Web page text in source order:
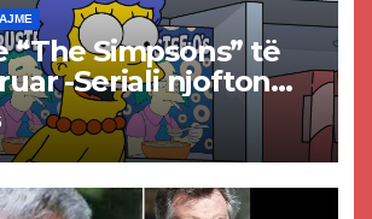
“The Simpsons” të
-Seriali njofton
e një prej
kryesorë